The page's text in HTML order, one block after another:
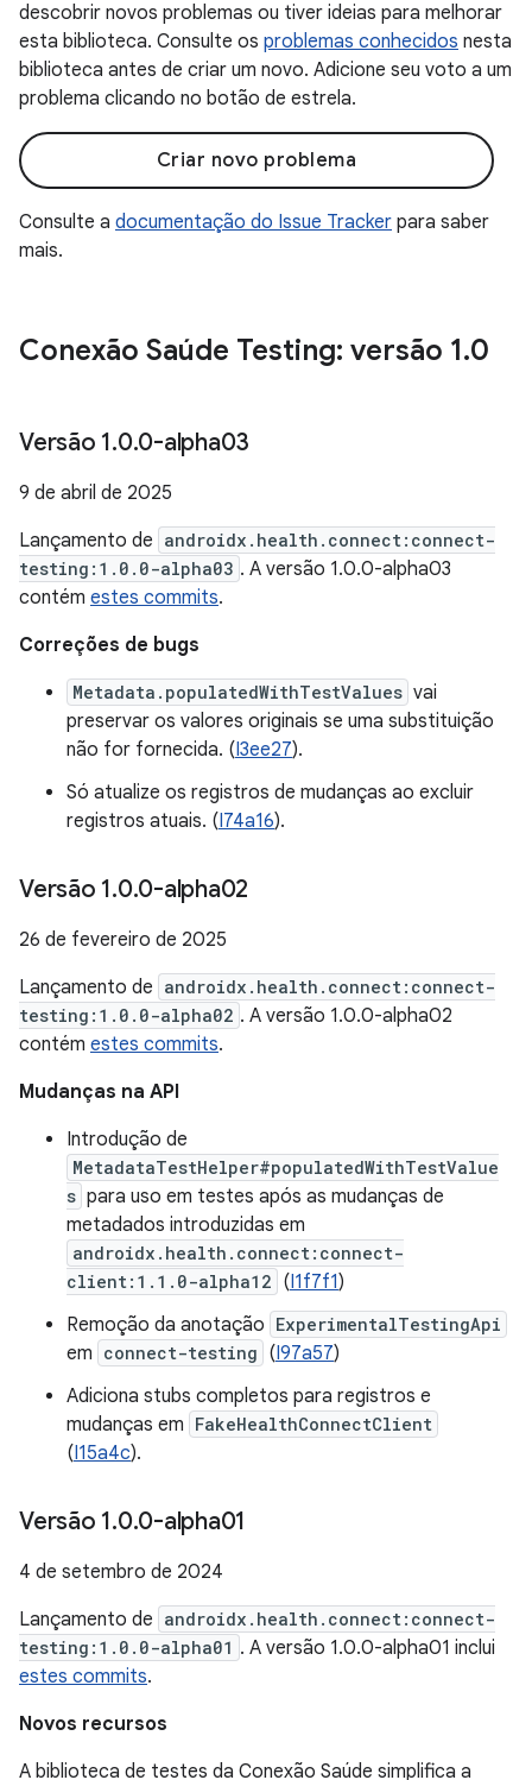
descobrir novos problemas ou tiver ideias para melhorar
esta biblioteca. Consulte os problemas conhecidos nesta
biblioteca antes de criar um novo. Adicione seu voto a um
problema clicando no botão de estrela.
Criar novo problema
Consulte a documentação do Issue Tracker para saber
mais.
Conexão Saúde Testing: versão 1.0
Versão 1.0.0-alpha03
9 de abril de 2025
Lançamento de androidx.health.connect:connect-
testing:1.0.0-alpha03 . A versão 1.0.0-alpha03
contém estes commits.
Correções de bugs
Metadata.populatedWithTestValues vai
preservar os valores originais se uma substituição
não for fornecida. (I3ee27).
Só atualize os registros de mudanças ao excluir
registros atuais. (I74a16).
Versão 1.0.0-alpha02
26 de fevereiro de 2025
Lançamento de androidx.health.connect:connect-
testing:1.0.0-alpha02 . A versão 1.0.0-alpha02
contém estes commits.
Mudanças na API
Introdução de
MetadataTestHelper#populatedWithTestValue
s para uso em testes após as mudanças de
metadados introduzidas em
androidx.health.connect:connect-
client:1.1.0-alpha12 (I1f7f1)
Remoção da anotação ExperimentalTestingApi
em connect-testing (I97a57)
Adiciona stubs completos para registros e
mudanças em FakeHealthConnectClient
(I15a4c).
Versão 1.0.0-alpha01
4 de setembro de 2024
Lançamento de androidx.health.connect:connect-
testing:1.0.0-alpha01 . A versão 1.0.0-alpha01 inclui
estes commits.
Novos recursos
A biblioteca de testes da Conexão Saúde simplifica a